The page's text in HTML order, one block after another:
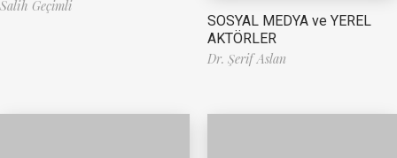
Salih Geçimli
SOSYAL MEDYA ve YEREL
AKTÖRLER
Dr. Şerif Aslan